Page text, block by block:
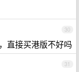
30
直接买港版不好吗
31